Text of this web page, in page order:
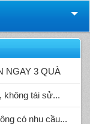
NGAY 3 QUÀ
không tái sử...
có nhu cầu...